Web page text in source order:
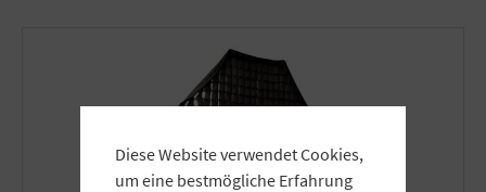
Diese Website verwendet Cookies,
um eine bestmögliche Erfahrung